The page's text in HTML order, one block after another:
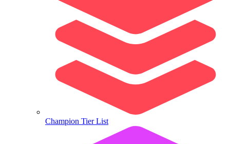
Champion Tier List